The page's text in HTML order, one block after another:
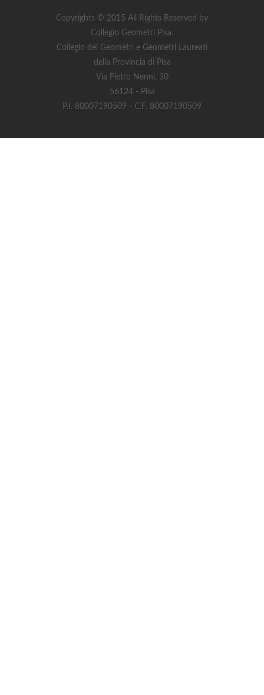
Copyrights © 2015 All Rights Reserved by
Collegio Geometri Pisa.
Collegio dei Geometri e Geometri Laureati
della Provincia di Pisa
Via Pietro Nenni, 30
56124 - Pisa
P.I. 80007190509 - C.F. 80007190509